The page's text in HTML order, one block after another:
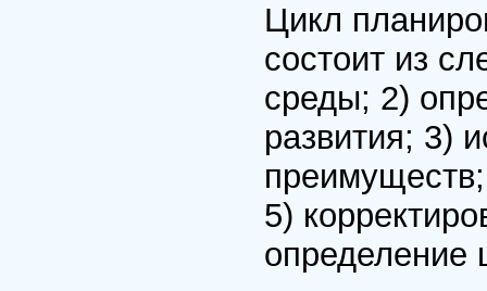
Цикл
состоит из
среды; 2)
развития; 3)
5)
определение